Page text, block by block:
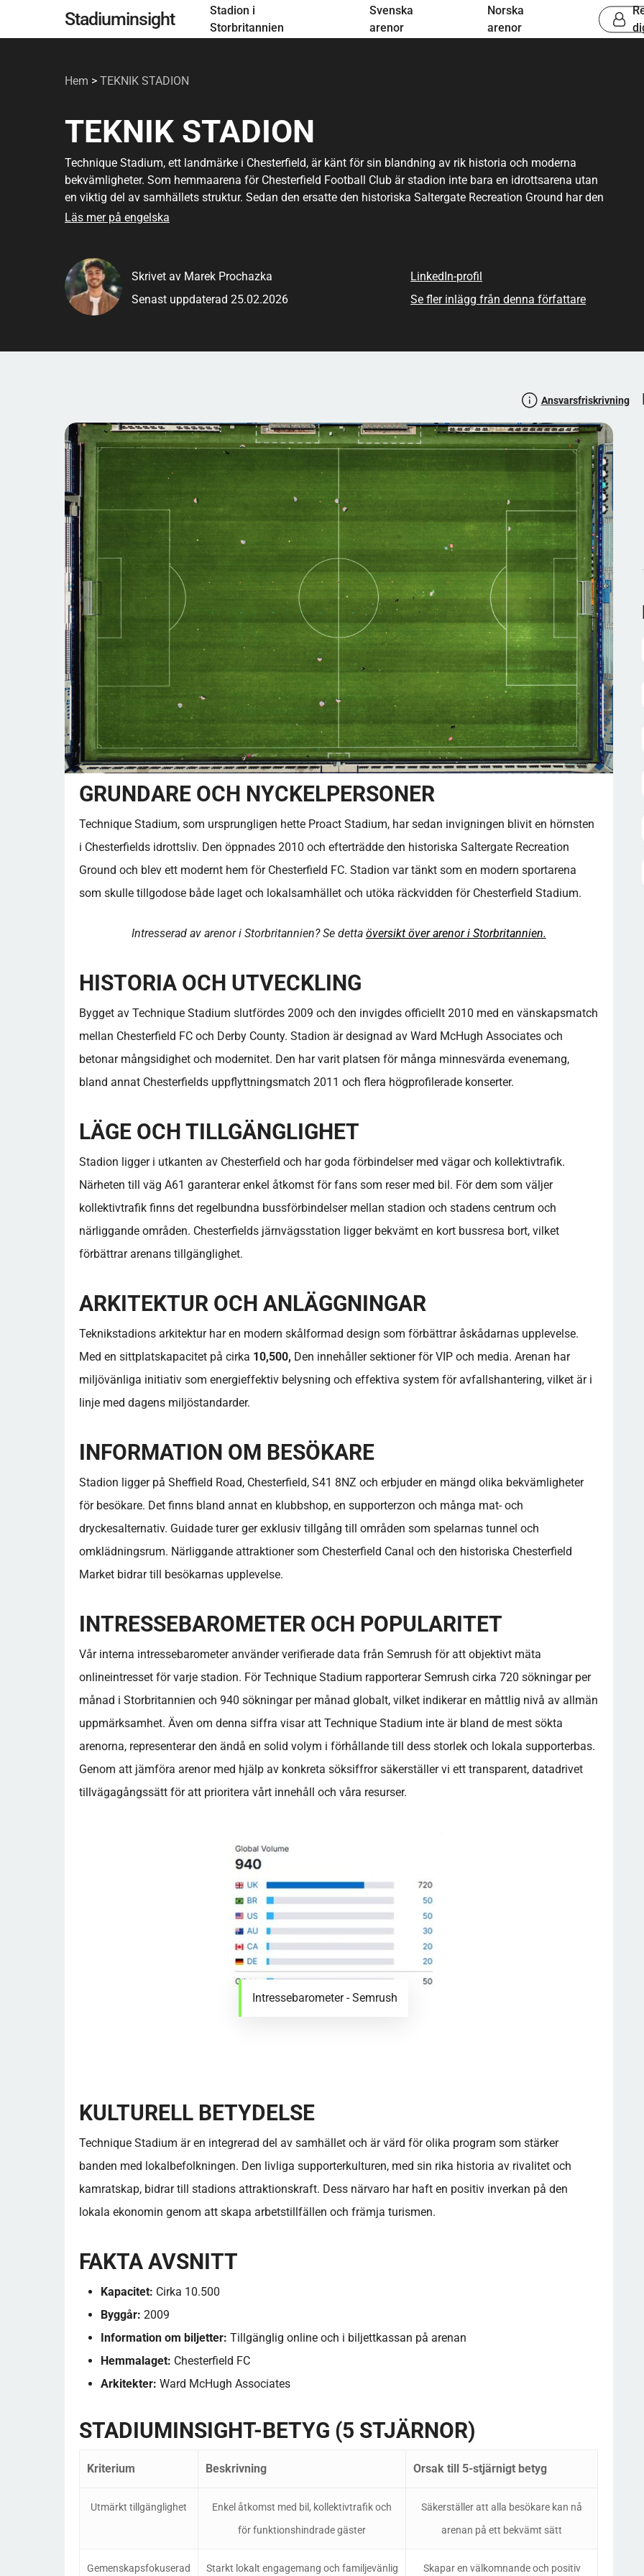
Stadiuminsight
Stadion i
Storbritannien
Svenska
arenor
Norska
arenor
Hem > TEKNIK STADION
TEKNIK STADION
Technique Stadium, ett landmärke i Chesterfield, är känt för sin blandning av rik historia och moderna
bekvämligheter. Som hemmaarena för Chesterfield Football Club är stadion inte bara en idrottsarena utan
en viktig del av samhällets struktur. Sedan den ersatte den historiska Saltergate Recreation Ground har den
varit ett bevis på utvecklingen av brittiska arenor. Arenan har en imponerande arkitektonisk design och
utforskar arenan kommer du att märka dess engagemang för hållbarhet genom miljövänliga metoder.
Denna plats är inte bara ett nav för sportentusiaster utan också en plats där samhällsandan frodas.
Detaljerade insikter om dess design, tillgänglighet och samhällsprogram belyser dess betydelse, vilket gör
Technique Stadium till en verklig tillgång för Chesterfield.
Läs mer på engelska
Skrivet av Marek Prochazka
Senast uppdaterad 25.02.2026
LinkedIn-profil
Se fler inlägg från denna författare
Ansvarsfriskrivning
GRUNDARE OCH NYCKELPERSONER
Technique Stadium, som ursprungligen hette Proact Stadium, har sedan invigningen blivit en hörnsten
i Chesterfields idrottsliv. Den öppnades 2010 och efterträdde den historiska Saltergate Recreation
Ground och blev ett modernt hem för Chesterfield FC. Stadion var tänkt som en modern sportarena
som skulle tillgodose både laget och lokalsamhället och utöka räckvidden för Chesterfield Stadium.
Intresserad av arenor i Storbritannien? Se detta översikt över arenor i Storbritannien.
HISTORIA OCH UTVECKLING
Bygget av Technique Stadium slutfördes 2009 och den invigdes officiellt 2010 med en vänskapsmatch
mellan Chesterfield FC och Derby County. Stadion är designad av Ward McHugh Associates och
betonar mångsidighet och modernitet. Den har varit platsen för många minnesvärda evenemang,
bland annat Chesterfields uppflyttningsmatch 2011 och flera högprofilerade konserter.
LÄGE OCH TILLGÄNGLIGHET
Stadion ligger i utkanten av Chesterfield och har goda förbindelser med vägar och kollektivtrafik.
Närheten till väg A61 garanterar enkel åtkomst för fans som reser med bil. För dem som väljer
kollektivtrafik finns det regelbundna bussförbindelser mellan stadion och stadens centrum och
närliggande områden. Chesterfields järnvägsstation ligger bekvämt en kort bussresa bort, vilket
förbättrar arenans tillgänglighet.
ARKITEKTUR OCH ANLÄGGNINGAR
Teknikstadions arkitektur har en modern skålformad design som förbättrar åskådarnas upplevelse.
Med en sittplatskapacitet på cirka 10,500, Den innehåller sektioner för VIP och media. Arenan har
miljövänliga initiativ som energieffektiv belysning och effektiva system för avfallshantering, vilket är i
linje med dagens miljöstandarder.
INFORMATION OM BESÖKARE
Stadion ligger på Sheffield Road, Chesterfield, S41 8NZ och erbjuder en mängd olika bekvämligheter
för besökare. Det finns bland annat en klubbshop, en supporterzon och många mat- och
dryckesalternativ. Guidade turer ger exklusiv tillgång till områden som spelarnas tunnel och
omklädningsrum. Närliggande attraktioner som Chesterfield Canal och den historiska Chesterfield
Market bidrar till besökarnas upplevelse.
INTRESSEBAROMETER OCH POPULARITET
Vår interna intressebarometer använder verifierade data från Semrush för att objektivt mäta
onlineintresset för varje stadion. För Technique Stadium rapporterar Semrush cirka 720 sökningar per
månad i Storbritannien och 940 sökningar per månad globalt, vilket indikerar en måttlig nivå av allmän
uppmärksamhet. Även om denna siffra visar att Technique Stadium inte är bland de mest sökta
arenorna, representerar den ändå en solid volym i förhållande till dess storlek och lokala supporterbas.
Genom att jämföra arenor med hjälp av konkreta söksiffror säkerställer vi ett transparent, datadrivet
tillvägagångssätt för att prioritera vårt innehåll och våra resurser.
Intressebarometer - Semrush
KULTURELL BETYDELSE
Technique Stadium är en integrerad del av samhället och är värd för olika program som stärker
banden med lokalbefolkningen. Den livliga supporterkulturen, med sin rika historia av rivalitet och
kamratskap, bidrar till stadions attraktionskraft. Dess närvaro har haft en positiv inverkan på den
lokala ekonomin genom att skapa arbetstillfällen och främja turismen.
FAKTA AVSNITT
Kapacitet: Cirka 10.500
Byggår: 2009
Information om biljetter: Tillgänglig online och i biljettkassan på arenan
Hemmalaget: Chesterfield FC
Arkitekter: Ward McHugh Associates
STADIUMINSIGHT-BETYG (5 STJÄRNOR)
Kriterium Beskrivning Orsak till 5-stjärnigt betyg
Utmärkt tillgänglighet
Enkel åtkomst med bil, kollektivtrafik och
för funktionshindrade gäster
Säkerställer att alla besökare kan nå
arenan på ett bekvämt sätt
Gemenskapsfokuserad Starkt lokalt engagemang och familjevänlig Skapar en välkomnande och positiv